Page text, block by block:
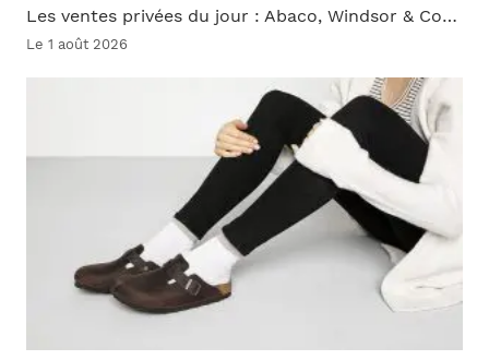
Les ventes privées du jour : Abaco, Windsor & Co…
Le 1 août 2026